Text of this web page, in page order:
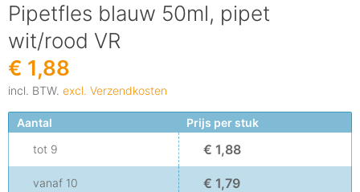
Pipetfles blauw 50ml, pipet
wit/rood VR
€ 1,88
incl. BTW. excl. Verzendkosten
Aantal
Prijs per stuk
tot 9 € 1,88
vanaf 10 € 1,79